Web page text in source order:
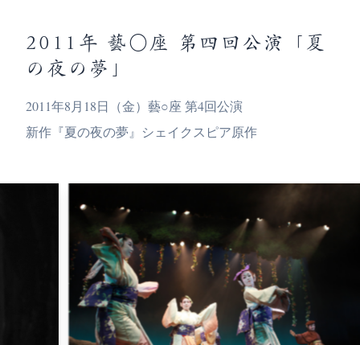
2011年 藝○座 第四回公演「夏
の夜の夢」
2011年8月18日（金）藝○座 第4回公演
新作『夏の夜の夢』シェイクスピア原作